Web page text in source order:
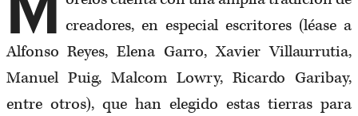
creadores, en especial escritores (léase a
Alfonso Reyes, Elena Garro, Xavier Villaurrutia,
Manuel Puig, Malcom Lowry, Ricardo Garibay,
entre otros), que han elegido estas tierras para